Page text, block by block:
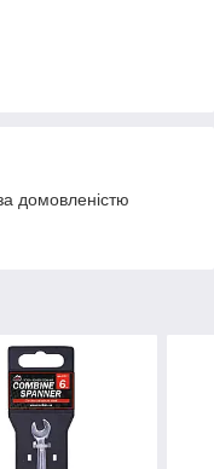
домовленістю